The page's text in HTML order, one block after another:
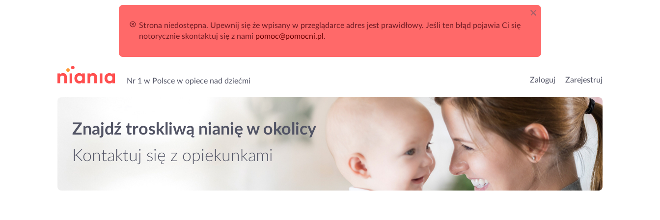
Strona niedostępna. Upewnij się że wpisany w przeglądarce adres jest prawidłowy. Jeśli ten błąd pojawia Ci się
notorycznie skontaktuj się z nami pomoc@pomocni.pl .
Nr 1 w Polsce w opiece nad dziećmi Zaloguj Zarejestruj
Znajdź troskliwą nianię w okolicy
Kontaktuj się z opiekunkami